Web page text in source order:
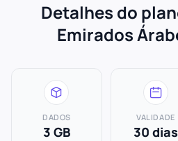
Detalhes do
Emirados
DADOS
3 GB
VALIDADE
30 dias